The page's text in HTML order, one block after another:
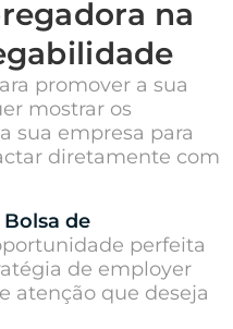
na
promover a sua
mostrar os
sua empresa para
diretamente com
de
perfeita
de employer
atenção que deseja